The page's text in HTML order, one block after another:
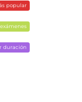
popular
duración